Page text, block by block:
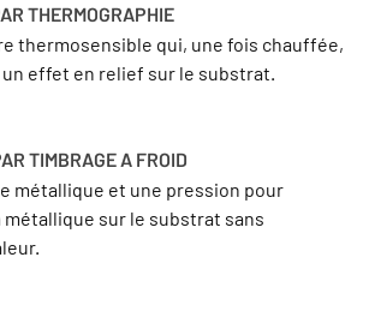
THERMOGRAPHIE
thermosensible qui, une fois chauffée,
effet en relief sur le substrat.
TIMBRAGE A FROID
métallique et une pression pour
sur le substrat sans